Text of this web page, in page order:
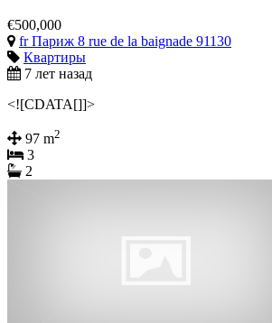
€500,000
fr Париж 8 rue de la baignade 91130
Квартиры
7 лет назад
<![CDATA[]]>
97 m2
3
2